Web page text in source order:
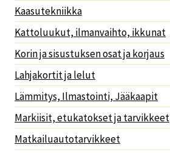
Kaasutekniikka
Kattoluukut, ilmanvaihto, ikkunat
Korin ja sisustuksen osat ja korjaus
Lahjakortit ja lelut
Lämmitys, Ilmastointi, Jääkaapit
Markiisit, etukatokset ja tarvikkeet
Matkailuautotarvikkeet